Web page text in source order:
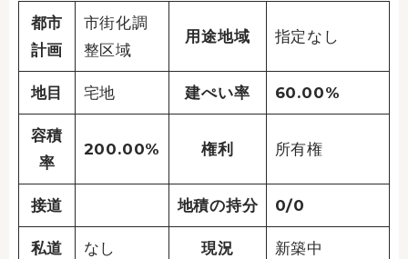
都市
計画
市街化調
整区域
用途地域 指定なし
地目 宅地 建ぺい率 60.00%
容積
率
200.00% 権利 所有権
接道 地積の持分 0/0
私道 なし 現況 新築中